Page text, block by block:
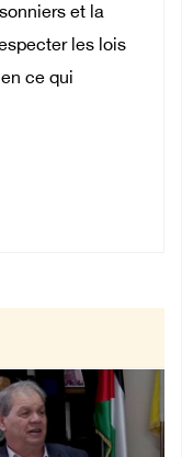
et la
les lois
ce qui